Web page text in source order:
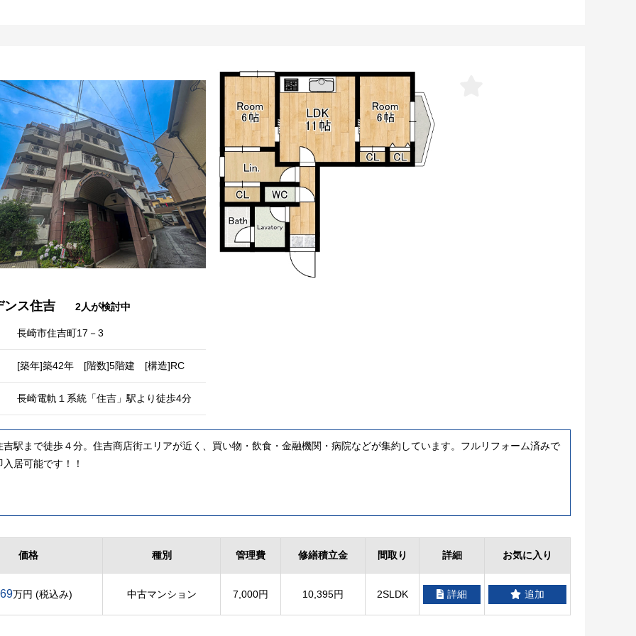
ンス住吉 2人が検討中
長崎市住吉町17－3
[築年]築42年 [階数]5階建 [構造]RC
長崎電軌１系統「住吉」駅より徒歩4分
吉駅まで徒歩４分。住吉商店街エリアが近く、買い物・飲食・金融機関・病院などが集約しています。フルリフォーム済みで
入居可能です！！
価格 種別 管理費 修繕積立金 間取り 詳細 お気に入り
万円 (税込み) 中古マンション 7,000円 10,395円 2SLDK 詳細 追加